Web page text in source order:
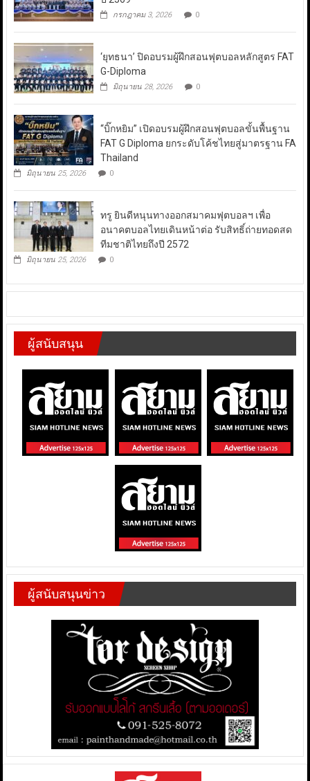
กรกฎาคม 3, 2026 0
‘ยุทธนา’ ปิดอบรมผู้ฝึกสอนฟุตบอลหลักสูตร FAT
G-Diploma
มิถุนายน 28, 2026 0
“บิ๊กหยิม” เปิดอบรมผู้ฝึกสอนฟุตบอลขั้นพื้นฐาน
FAT G Diploma ยกระดับโค้ชไทยสู่มาตรฐาน FA
Thailand
มิถุนายน 25, 2026 0
ทรู ยินดีหนุนทางออกสมาคมฟุตบอลฯ เพื่อ
อนาคตบอลไทยเดินหน้าต่อ รับสิทธิ์ถ่ายทอดสด
ทีมชาติไทยถึงปี 2572
มิถุนายน 25, 2026 0
ผู้สนับสนุน
ผู้สนับสนุนข่าว